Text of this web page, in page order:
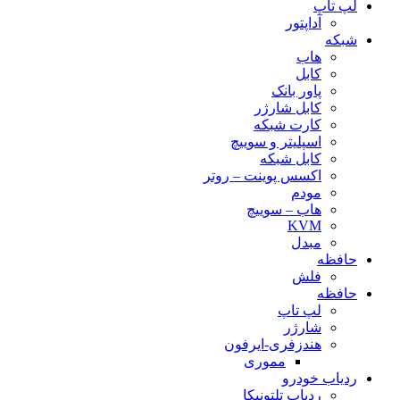
لپ تاپ
آداپتور
شبکه
هاب
کابل
پاور بانک
کابل شارژر
کارت شبکه
اسپلیتر و سوییچ
کابل شبکه
اکسس پوینت – روتر
مودم
هاب – سوییچ
KVM
مبدل
حافظه
فلش
حافظه
لپ تاپ
شارژر
هندزفری-ایرفون
مموری
ردیاب خودرو
ردیاب تلتونیکا